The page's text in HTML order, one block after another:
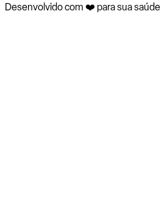
Desenvolvido com ❤️ para sua saúde